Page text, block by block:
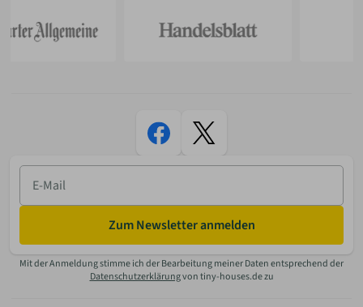
E-
Mail
Zum Newsletter anmelden
Mit der Anmeldung stimme ich der Bearbeitung meiner Daten entsprechend der
Datenschutzerklärungvon tiny-houses.de zu